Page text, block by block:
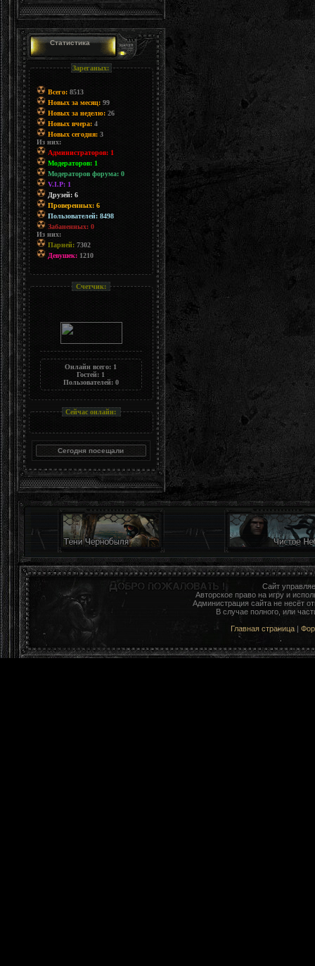
Статистика
Зареганых:
Всего:8513
Новых за месяц:99
Новых за неделю:26
Новых вчера:4
Новых сегодня:3
Из них:
Администраторов: 1
Модераторов: 1
Модераторов форума: 0
V.I.P: 1
Друзей: 6
Проверенных: 6
Пользователей: 8498
Забаненных: 0
Из них:
Парней:7302
Девушек:1210
Счетчик:
Онлайн всего: 1
Гостей: 1
Пользователей: 0
Сейчас онлайн:
Сайт
Авторское право на игру и
Администрация сайта не несёт
В случае полного, или
Главная страница |